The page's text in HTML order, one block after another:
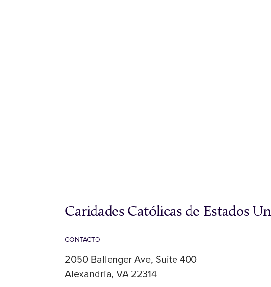
Caridades Católicas de Estados
CONTACTO
2050 Ballenger Ave, Suite 400
Alexandria, VA 22314